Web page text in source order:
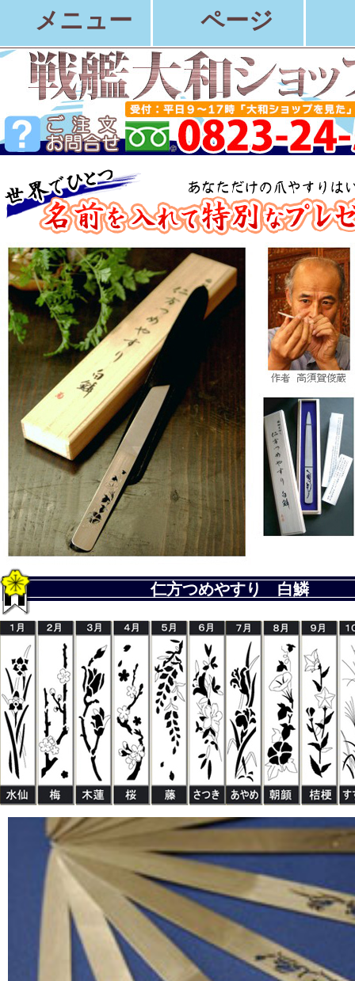
メニュー ページ
仁方つめやすり 白鱗